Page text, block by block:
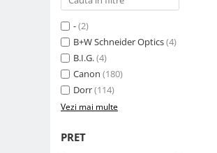
Filtre tip Cokin
Filtre White Balance
Inele reductii obiective
-(2)
B+W Schneider Optics(4)
B.I.G.(4)
Canon (180)
Dorr(114)
Vezi mai multe
PRET